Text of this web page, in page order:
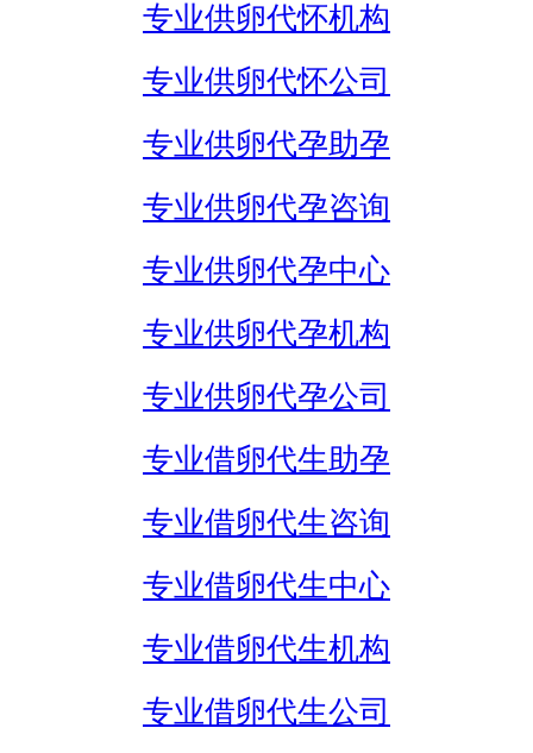
专业供卵代怀机构
专业供卵代怀公司
专业供卵代孕助孕
专业供卵代孕咨询
专业供卵代孕中心
专业供卵代孕机构
专业供卵代孕公司
专业借卵代生助孕
专业借卵代生咨询
专业借卵代生中心
专业借卵代生机构
专业借卵代生公司